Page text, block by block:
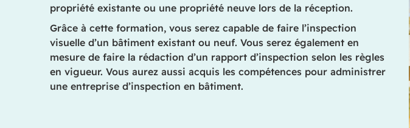
propriété existante ou une propriété neuve lors de la réception.
Grâce à cette formation, vous serez capable de faire l’inspection
visuelle d’un bâtiment existant ou neuf. Vous serez également en
mesure de faire la rédaction d’un rapport d’inspection selon les règles
en vigueur. Vous aurez aussi acquis les compétences pour administrer
une entreprise d’inspection en bâtiment.